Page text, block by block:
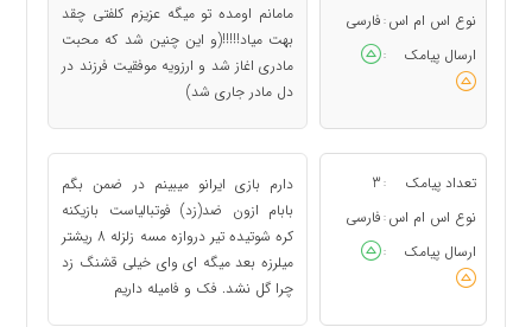
نوع اس ام اس : فارسی
ارسال پیامک
:
مامانم اومده تو میگه عزیزم کلفتی چقد
بهت میاد!!!!!(و این چنین شد که محبت
مادری اغاز شد و ارزویه موفقیت فرزند در
دل مادر جاری شد)
تعداد پیامک :
3
نوع اس ام اس : فارسی
ارسال پیامک
:
دارم بازی ایرانو میبینم در ضمن بگم
بابام ازون ضد(زد) فوتبالیاست بازیکنه
کره شوتیده تیر دروازه مسه زلزله 8 ریشتر
میلرزه بعد میگه ای وای خیلی قشنگ زد
چرا گل نشد. فک و فامیله داریم